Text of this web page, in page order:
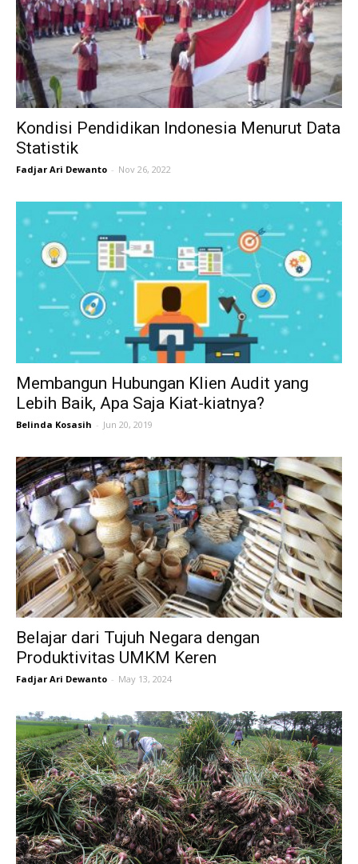
Kondisi Pendidikan Indonesia Menurut Data
Statistik
Fadjar Ari Dewanto - Nov 26, 2022
Membangun Hubungan Klien Audit yang
Lebih Baik, Apa Saja Kiat-kiatnya?
Belinda Kosasih - Jun 20, 2019
Belajar dari Tujuh Negara dengan
Produktivitas UMKM Keren
Fadjar Ari Dewanto - May 13, 2024